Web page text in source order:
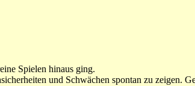
Spielen hinaus ging.
und Schwächen spontan zu zeigen.